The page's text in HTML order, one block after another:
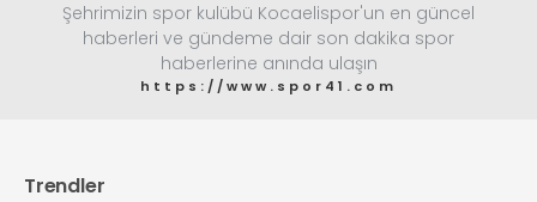
Şehrimizin spor kulübü Kocaelispor'un en güncel
haberleri ve gündeme dair son dakika spor
haberlerine anında ulaşın
https://www.spor41.com
Trendler